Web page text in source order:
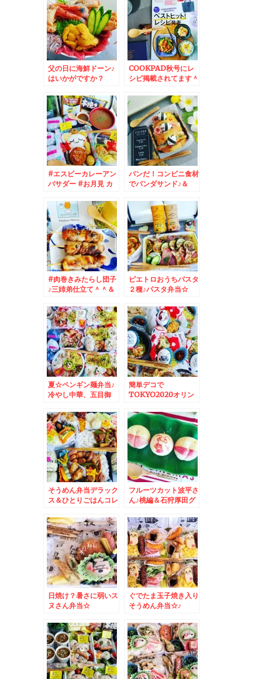
父の日に海鮮ドーン♪
はいかがですか？
COOKPAD秋号にレ
シピ掲載されてます＾
#エスビーカレーアン
バサダー #お月見 カ
カレー編＾＾
パンだ！コンビニ食材
でパンダサンド♪＆
ました＾＾
#肉巻きみたらし団子
♪三姉弟仕立て＾＾＆
ピエトロおうちパスタ
２種♪パスタ弁当☆
夏☆ペンギン麺弁当♪
冷やし中華、五目御
簡単デコで
TOKYO2020オリン
ク応援弁当♪＆冷やし
中華味噌だれ等々
そうめん弁当デラック
ス＆ひとりごはんコレ
フルーツカット波平さ
ん♪桃編＆石狩厚田グ
日焼け？暑さに弱いス
ヌさん弁当☆
ぐでたま玉子焼き入り
そうめん弁当☆♪